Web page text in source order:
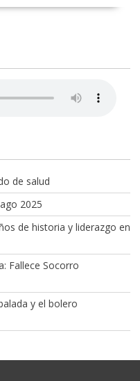
de salud
2025
de historia y liderazgo en
Fallece Socorro
y el bolero